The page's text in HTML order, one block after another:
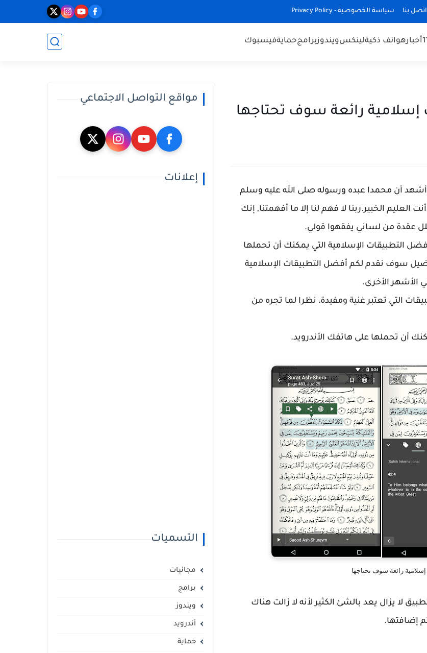
اتصل بنا سياسة الخصوصية - Privacy Policy
أخبارهواتف ذكيةلينكسويندوزبرامجحمايةفيسبوك
إسلامية رائعة سوف تحتاجها
أن محمدا عبده ورسوله صلى الله عليه وسلم
العليم الخبير.ربنا لا فهم لنا إلا ما أفهمتنا, إنك
عقدة من لساني يفقهوا قولي.
التطبيقات الإسلامية التي يمكنك أن تحملها
سوف نقدم لكم أفضل التطبيقات الإسلامية
الأشهر الأخرى.
التي تعتبر غنية ومفيدة، نظرا لما تجره من
أن تحملها على هاتفك الأندرويد.
رائعة سوف تحتاجها
لا يزال يعد بالشئ الكثير لأنه لا زالت هناك
إضافتها.
مواقع التواصل الاجتماعي
إعلانات
التسميات
مجانيات
برامج
ويندوز
أندرويد
حماية